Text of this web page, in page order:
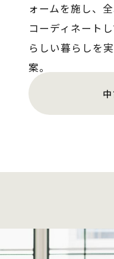
ォームを施し、
コーディネート
らしい暮らしを
案。